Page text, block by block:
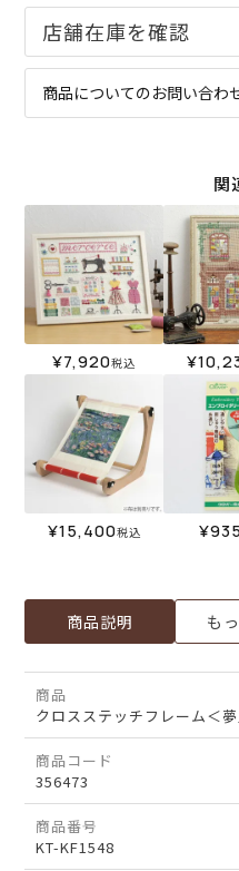
商品についてのお問い合わ
関
¥7,920税込 ¥
¥15,400税込 ¥
商品説明 も
商品
クロスステッチフレーム＜
商品コード
356473
商品番号
KT-KF1548